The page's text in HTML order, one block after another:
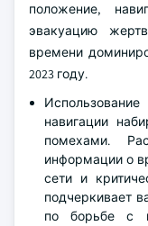
положение,
эвакуацию
времени
2023 году.
навигации
помехами.
информации о
сети и
подчеркивает
по борьбе с